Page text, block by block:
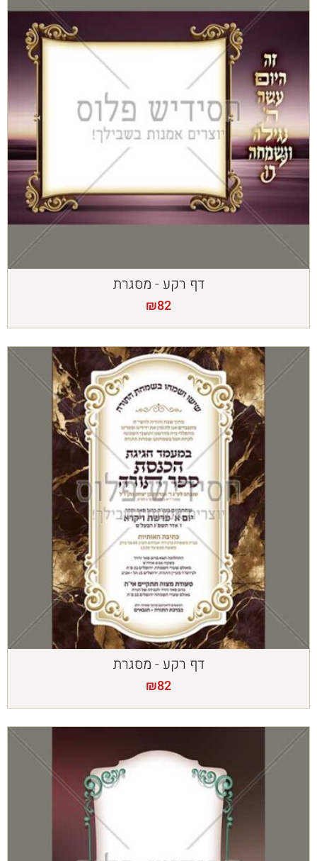
דף רקע - מסגרת
₪82
דף רקע - מסגרת
₪82